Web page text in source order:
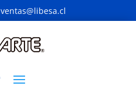
ventas@libesa.cl